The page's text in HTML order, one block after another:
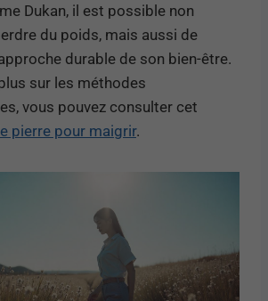
Dukan, il est possible non
du poids, mais aussi de
durable de son bien-être.
sur les méthodes
vous pouvez consulter cet
pierre pour maigrir.